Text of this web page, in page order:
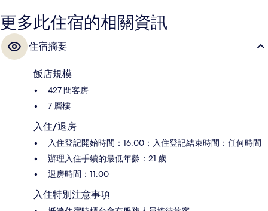
更多此住宿的相關資訊
住宿摘要
飯店規模
427 間客房
7 層樓
入住/退房
入住登記開始時間：16:00；入住登記結束時間：任何時間
辦理入住手續的最低年齡：21 歲
退房時間：11:00
入住特別注意事項